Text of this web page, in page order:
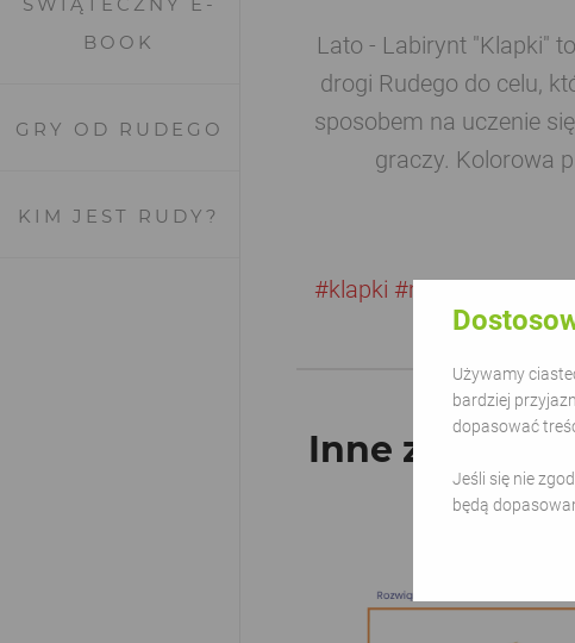
Używamy
bardziej
dopasować
Jeśli się nie
będą
BOOK
GRY OD RUDEGO
KIM JEST RUDY?
Lato - Labirynt "Klapki"
drogi Rudego do celu,
sposobem na uczenie
graczy. Kolorowa
#klapki #morze
Inne z